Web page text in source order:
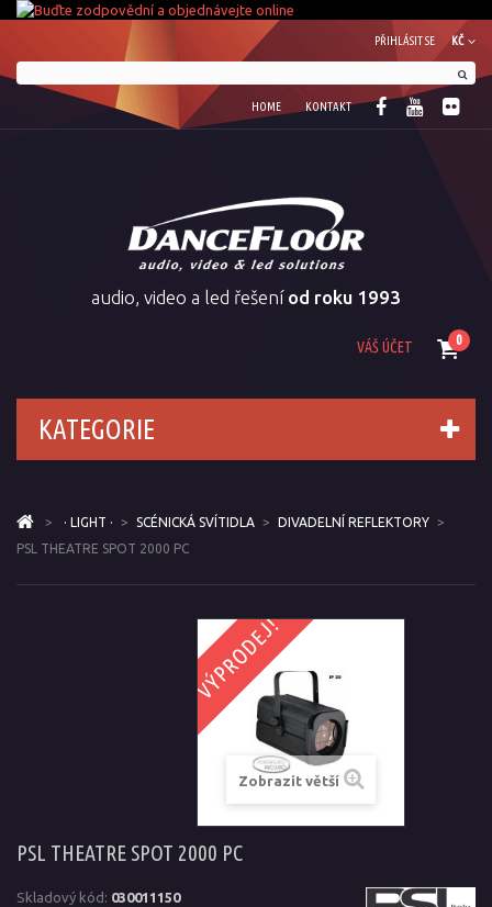
KČ
PŘIHLÁSIT SE
HOME KONTAKT
audio, video a led řešení od roku 1993
0
VÁŠ ÚČET
KATEGORIE
> · LIGHT · > SCÉNICKÁ SVÍTIDLA > DIVADELNÍ REFLEKTORY >
PSL THEATRE SPOT 2000 PC
VÝPRODEJ!
Zobrazit větší
PSL THEATRE SPOT 2000 PC
Skladový kód: 030011150